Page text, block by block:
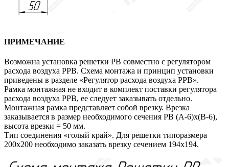
ПРИМЕЧАНИЕ
Возможна установка решетки РВ совместно с регулятором
расхода воздуха РРВ. Схема монтажа и принцип установки
приведены в разделе «Регулятор расхода воздуха РРВ».
Рамка монтажная не входит в комплект поставки регулятора
расхода воздуха РРВ, ее следует заказывать отдельно.
Монтажная рамка представляет собой врезку. Врезка
заказывается в размер необходимого сечения РВ (А-6)х(В-6),
высота врезки = 50 мм.
Тип соединения «голый край». Для решетки типоразмера
200х200 необходимо заказать врезку сечением 194х194.